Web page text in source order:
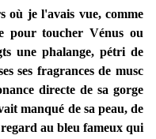
où je l'avais vue, comme
pour toucher Vénus ou
une phalange, pétri de
ses fragrances de musc
directe de sa gorge
manqué de sa peau, de
regard au bleu fameux qui